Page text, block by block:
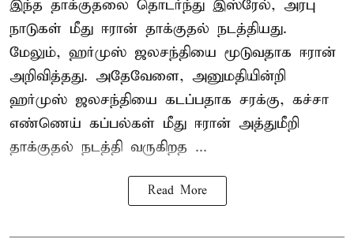
இந்த தாக்குதலை தொடர்ந்து இஸ்ரேல், அரபு
நாடுகள் மீது ஈரான் தாக்குதல் நடத்தியது.
மேலும், ஹர்முஸ் ஜலசந்தியை மூடுவதாக ஈரான்
அறிவித்தது. அதேவேளை, அனுமதியின்றி
ஹர்முஸ் ஜலசந்தியை கடப்பதாக சரக்கு, கச்சா
எண்ணெய் கப்பல்கள் மீது ஈரான் அத்துமீறி
தாக்குதல் நடத்தி வருகிறத ...
Read More